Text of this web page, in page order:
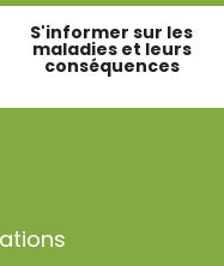
S'informer sur les
maladies et leurs
conséquences